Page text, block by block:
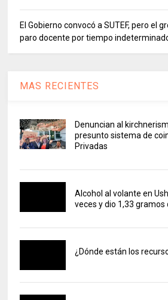
El Gobierno convocó a SUTEF, pero el
paro docente por tiempo
MAS RECIENTES
Denuncian al
presunto sistema de
Privadas
Alcohol al volante en
veces y dio 1,33 gramos
¿Dónde están los